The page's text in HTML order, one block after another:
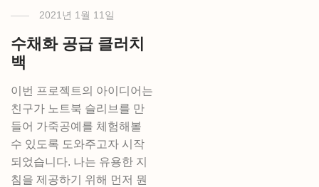
2021년 1월 11일
수채화 공급 클러치
백
이번 프로젝트의 아이디어는
친구가 노트북 슬리브를 만
들어 가죽공예를 체험해볼
수 있도록 도와주고자 시작
되었습니다. 나는 유용한 지
침을 제공하기 위해 먼저 뭔